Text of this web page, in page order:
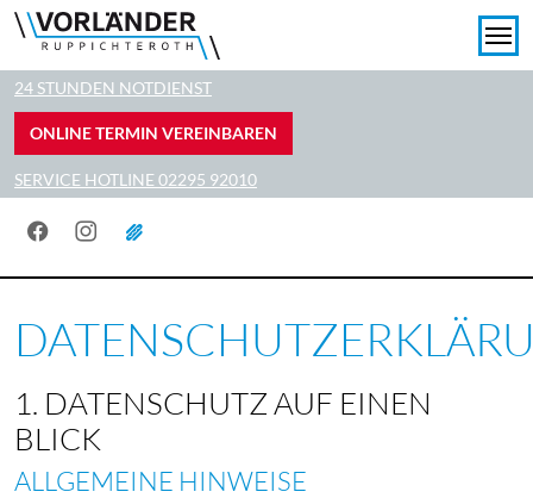
main
24 STUNDEN NOTDIENST
ONLINE TERMIN VEREINBAREN
SERVICE HOTLINE 02295 92010
FacebookInstagram
1. DATENSCHUTZ AUF EINEN
BLICK
ALLGEMEINE HINWEISE